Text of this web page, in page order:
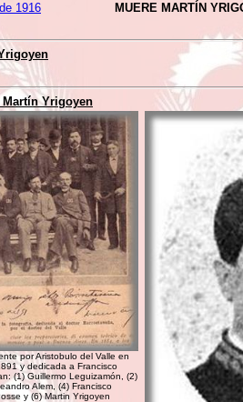
1916 MUERE MARTÍN
Martín Yrigoyen
por Aristobulo del Valle en
y dedicada a Francisco
(1) Guillermo Leguizamón, (2)
Alem, (4) Francisco
y (6) Martin Yrigoyen